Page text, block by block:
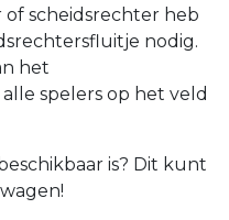
of scheidsrechter heb
nodig.
het
spelers op het veld
is? Dit kunt